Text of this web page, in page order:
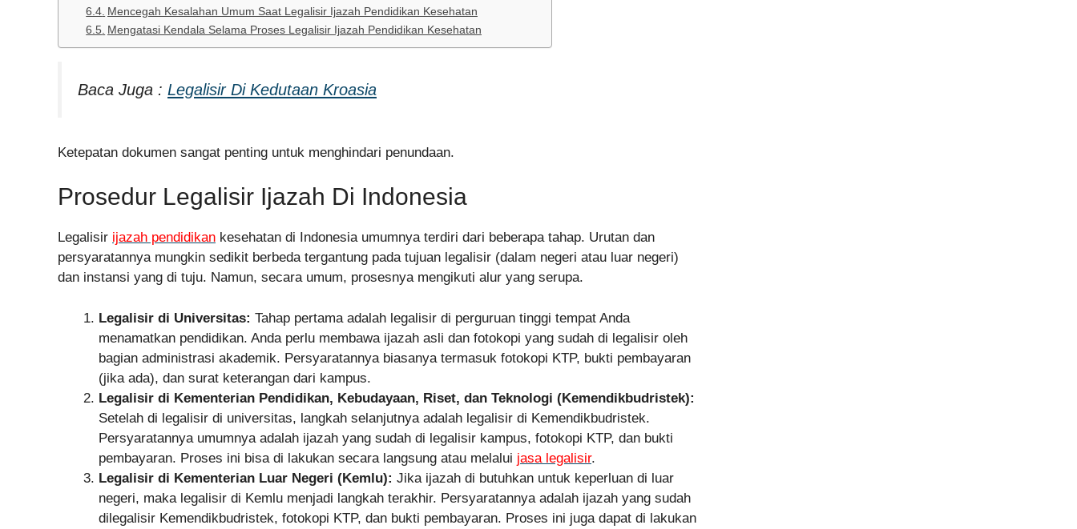
Mencegah Kesalahan Umum Saat Legalisir Ijazah Pendidikan Kesehatan
Mengatasi Kendala Selama Proses Legalisir Ijazah Pendidikan Kesehatan
Baca Juga : Legalisir Di Kedutaan Kroasia
Ketepatan dokumen sangat penting untuk menghindari penundaan.
Prosedur Legalisir Ijazah Di Indonesia
Legalisir ijazah pendidikan kesehatan di Indonesia umumnya terdiri dari beberapa tahap. Urutan dan
persyaratannya mungkin sedikit berbeda tergantung pada tujuan legalisir (dalam negeri atau luar negeri)
dan instansi yang di tuju. Namun, secara umum, prosesnya mengikuti alur yang serupa.
Legalisir di Universitas: Tahap pertama adalah legalisir di perguruan tinggi tempat Anda
menamatkan pendidikan. Anda perlu membawa ijazah asli dan fotokopi yang sudah di legalisir oleh
bagian administrasi akademik. Persyaratannya biasanya termasuk fotokopi KTP, bukti pembayaran
(jika ada), dan surat keterangan dari kampus.
Legalisir di Kementerian Pendidikan, Kebudayaan, Riset, dan Teknologi (Kemendikbudristek):
Setelah di legalisir di universitas, langkah selanjutnya adalah legalisir di Kemendikbudristek.
Persyaratannya umumnya adalah ijazah yang sudah di legalisir kampus, fotokopi KTP, dan bukti
pembayaran. Proses ini bisa di lakukan secara langsung atau melalui jasa legalisir.
Legalisir di Kementerian Luar Negeri (Kemlu): Jika ijazah di butuhkan untuk keperluan di luar
negeri, maka legalisir di Kemlu menjadi langkah terakhir. Persyaratannya adalah ijazah yang sudah
dilegalisir Kemendikbudristek, fotokopi KTP, dan bukti pembayaran. Proses ini juga dapat di lakukan